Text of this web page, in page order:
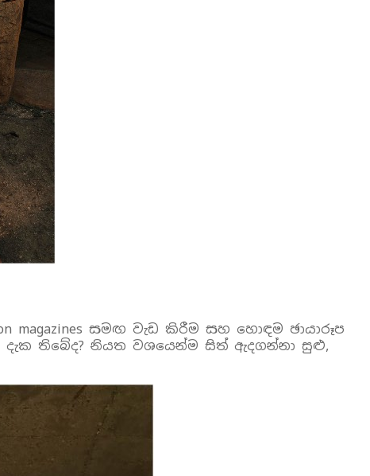
magazines සමඟ වැඩ කිරීම සහ හොඳම ඡායාරූප
තිබේද? නියත වශයෙන්ම සිත් ඇදගන්නා සුළු,